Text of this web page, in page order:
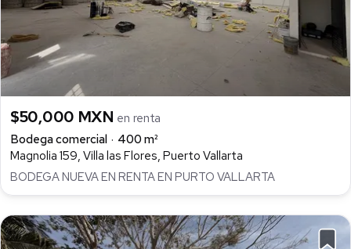
$50,000 MXN en renta
Bodega comercial
400 m²
Magnolia 159, Villa las Flores, Puerto Vallarta
BODEGA NUEVA EN RENTA EN PURTO VALLARTA